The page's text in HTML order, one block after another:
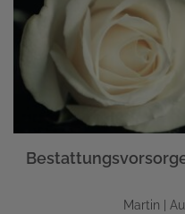
Martin |